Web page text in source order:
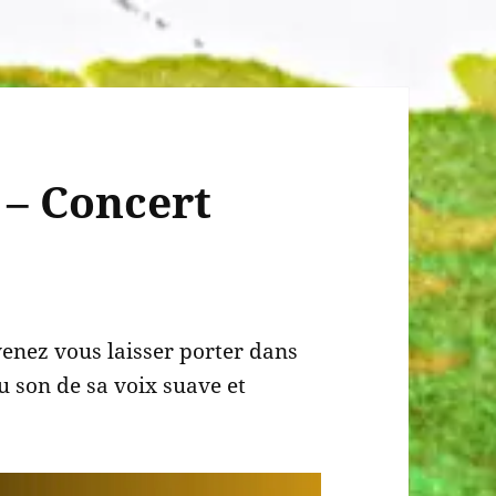
Concert
vous laisser porter dans
son de sa voix suave et